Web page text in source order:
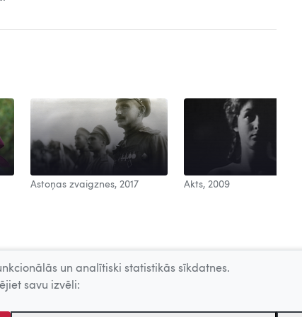
Astoņas zvaigznes, 2017 Akts, 2009
un analītiski statistikās sīkdatnes.
savu izvēli: